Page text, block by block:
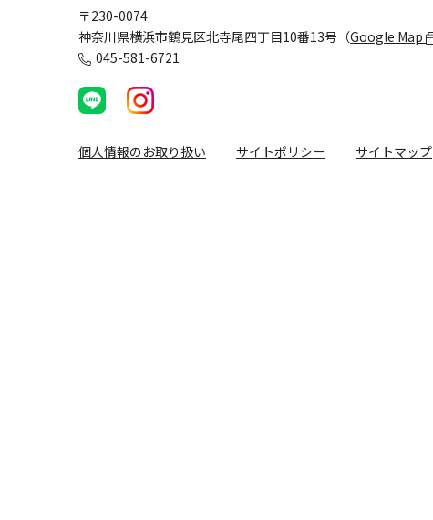
〒230-0074
神奈川県横浜市鶴見区北寺尾四丁目10番13号（Google Map
045-581-6721
個人情報のお取り扱い サイトポリシー サイトマップ